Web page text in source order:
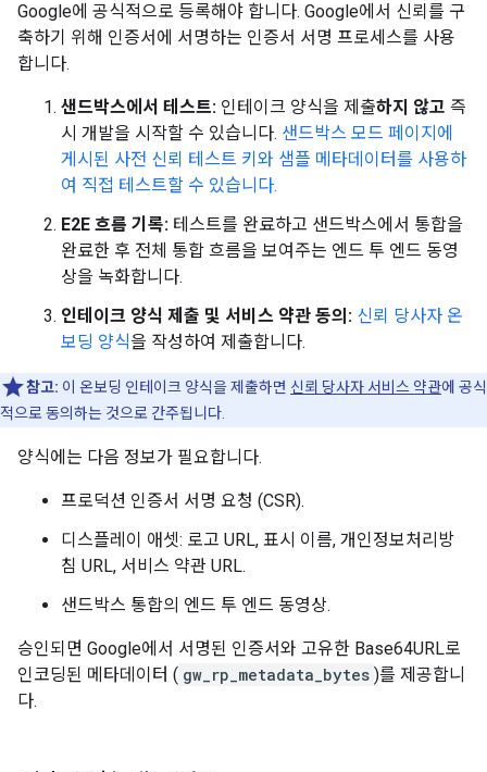
Google에 공식적으로 등록해야 합니다. Google에서 신뢰를 구
축하기 위해 인증서에 서명하는 인증서 서명 프로세스를 사용
합니다.
샌드박스에서 테스트: 인테이크 양식을 제출하지 않고 즉
시 개발을 시작할 수 있습니다. 샌드박스 모드 페이지에
게시된 사전 신뢰 테스트 키와 샘플 메타데이터를 사용하
여 직접 테스트할 수 있습니다.
E2E 흐름 기록: 테스트를 완료하고 샌드박스에서 통합을
완료한 후 전체 통합 흐름을 보여주는 엔드 투 엔드 동영
상을 녹화합니다.
인테이크 양식 제출 및 서비스 약관 동의: 신뢰 당사자 온
보딩 양식을 작성하여 제출합니다.
참고: 이 온보딩 인테이크 양식을 제출하면 신뢰 당사자 서비스 약관에 공식
적으로 동의하는 것으로 간주됩니다.
양식에는 다음 정보가 필요합니다.
프로덕션 인증서 서명 요청 (CSR).
디스플레이 애셋: 로고 URL, 표시 이름, 개인정보처리방
침 URL, 서비스 약관 URL.
샌드박스 통합의 엔드 투 엔드 동영상.
승인되면 Google에서 서명된 인증서와 고유한 Base64URL로
인코딩된 메타데이터 ( gw_rp_metadata_bytes )를 제공합니
다.